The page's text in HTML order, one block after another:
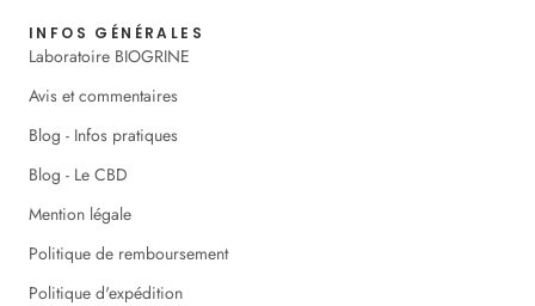
INFOS GÉNÉRALES
Laboratoire BIOGRINE
Avis et commentaires
Blog - Infos pratiques
Blog - Le CBD
Mention légale
Politique de remboursement
Politique d'expédition